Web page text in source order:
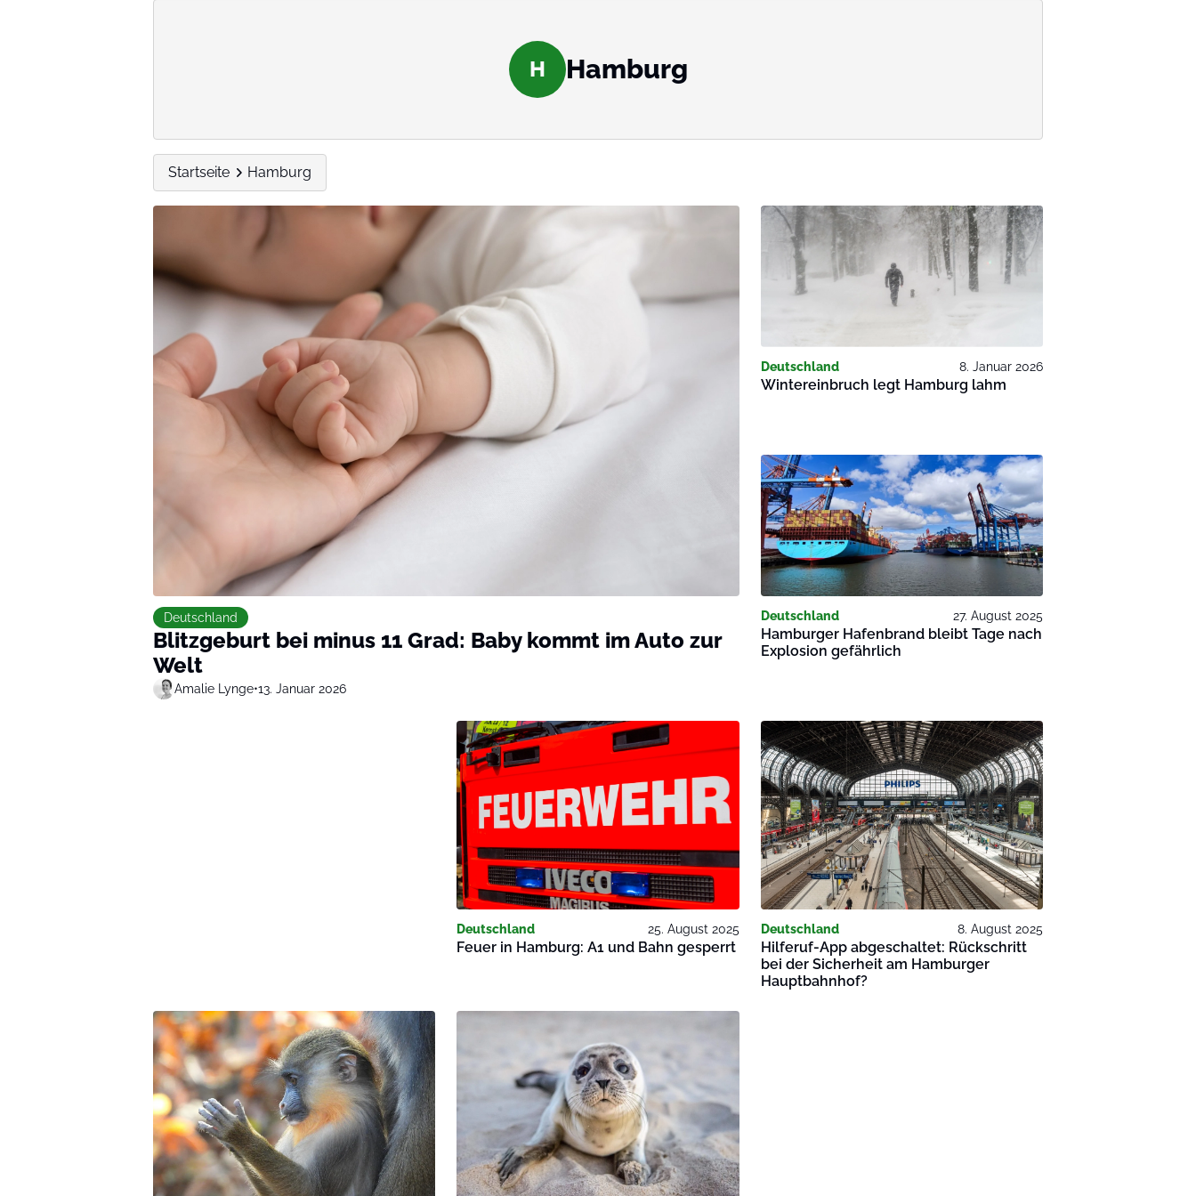
H Hamburg
Startseite Hamburg
Deutschland
Blitzgeburt bei minus 11 Grad: Baby kommt im Auto zur
Welt
Amalie Lynge•13. Januar 2026
Deutschland 8. Januar 2026
Wintereinbruch legt Hamburg lahm
Deutschland 27. August 2025
Hamburger Hafenbrand bleibt Tage nach
Explosion gefährlich
Deutschland 25. August 2025
Feuer in Hamburg: A1 und Bahn gesperrt
Deutschland 8. August 2025
Hilferuf-App abgeschaltet: Rückschritt
bei der Sicherheit am Hamburger
Hauptbahnhof?